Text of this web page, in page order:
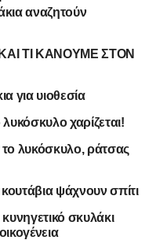
αναζητούν
ΤΙ ΚΑΝΟΥΜΕ ΣΤΟΝ
για υιοθεσία
χαρίζεται!
λυκόσκυλο, ράτσας
ψάχνουν σπίτι
σκυλάκι